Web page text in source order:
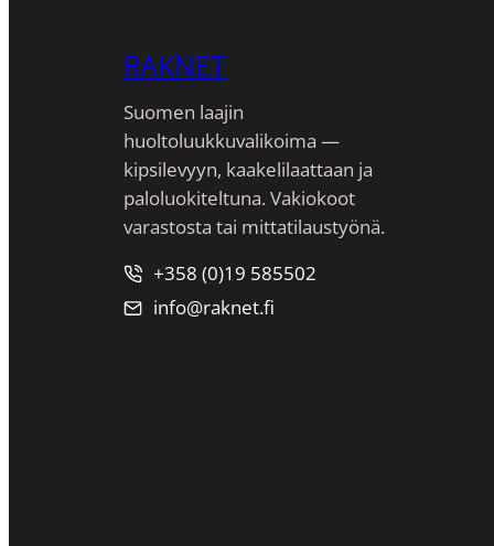
RAKNET
Suomen laajin
huoltoluukkuvalikoima —
kipsilevyyn, kaakeli­laattaan ja
paloluokiteltuna. Vakiokoot
varastosta tai mittatilaustyönä.
+358 (0)19 585502
info@raknet.fi